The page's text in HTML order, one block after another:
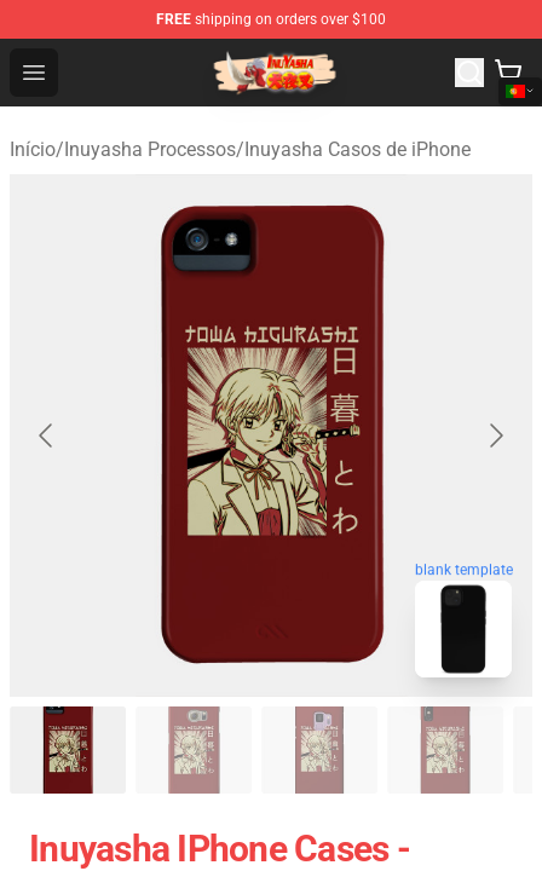
FREE shipping on orders over $100
Open menu
Inuyasha Store - Official Inuyasha Merchandise Shop
Início/Inuyasha Processos/Inuyasha Casos de iPhone
blank template
Inuyasha IPhone Cases -